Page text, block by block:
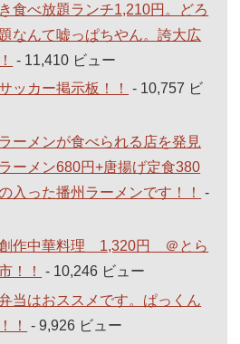
食べ放題ランチ1,210円。どろ
なんて嘘っぱちやん。誇大広
- 11,410 ビュー
カー掲示板！！
- 10,757 ビ
ーメンが食べられる店を発見
ーメン680円+唐揚げ定食380
入った播州ラーメンです！！
-
作中華料理 1,320円 ＠とら
！！
- 10,246 ビュー
当はおススメです。ぱっくん
！
- 9,926 ビュー